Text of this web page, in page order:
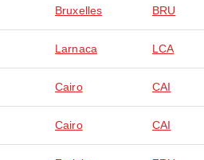
Bruxelles BRU
Larnaca LCA
Cairo CAI
Cairo CAI